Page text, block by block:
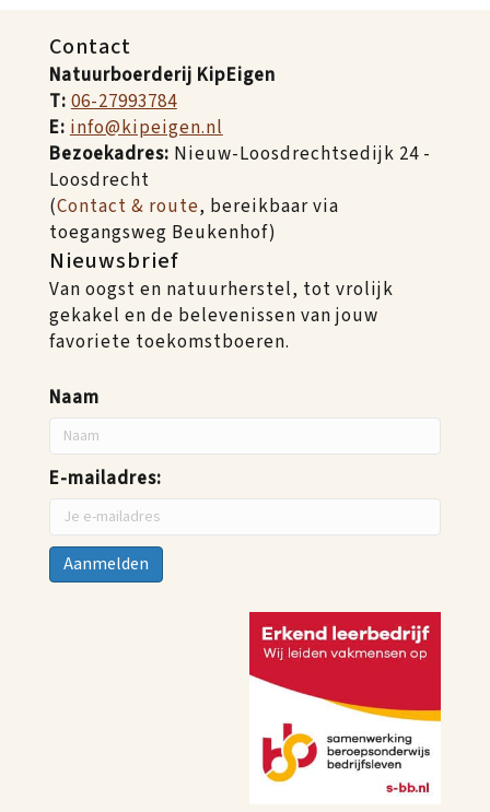
Contact
Natuurboerderij KipEigen
T:06-27993784
E:info@kipeigen.nl
Bezoekadres: Nieuw-Loosdrechtsedijk 24 -
Loosdrecht
(Contact & route, bereikbaar via
toegangsweg Beukenhof)
Nieuwsbrief
Van oogst en natuurherstel, tot vrolijk
gekakel en de belevenissen van jouw
favoriete toekomstboeren.
Naam
E-mailadres: